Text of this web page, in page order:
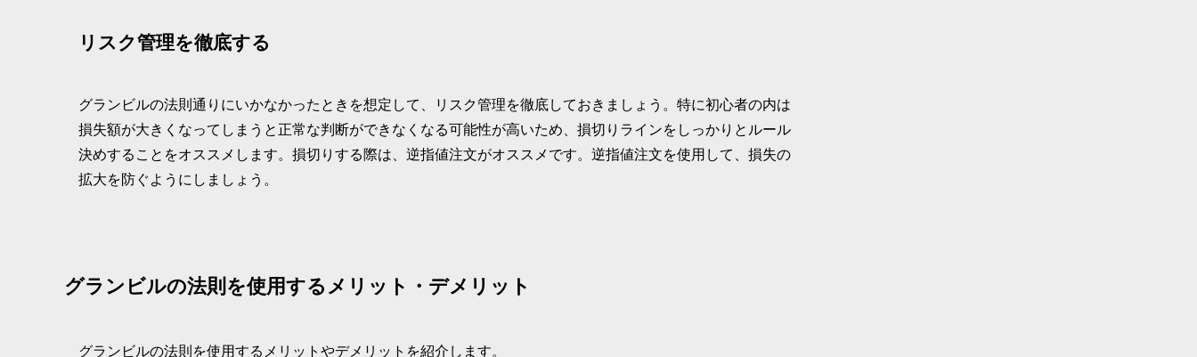
リスク管理を徹底する
グランビルの法則通りにいかなかったときを想定して、リスク管理を徹底しておきましょう。特に初心者の内は
損失額が大きくなってしまうと正常な判断ができなくなる可能性が高いため、損切りラインをしっかりとルール
決めすることをオススメします。損切りする際は、逆指値注文がオススメです。逆指値注文を使用して、損失の
拡大を防ぐようにしましょう。
グランビルの法則を使用するメリット・デメリット
グランビルの法則を使用するメリットやデメリットを紹介します。